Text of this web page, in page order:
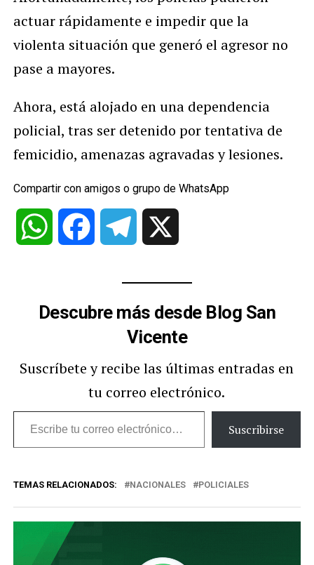
actuar rápidamente e impedir que la
violenta situación que generó el agresor no
pase a mayores.
Ahora, está alojado en una dependencia
policial, tras ser detenido por tentativa de
femicidio, amenazas agravadas y lesiones.
Compartir con amigos o grupo de WhatsApp
WhatsApp Facebook Telegram
Descubre más desde Blog San
Vicente
Suscríbete y recibe las últimas entradas en
tu correo electrónico.
Escribe
tu
electrónico…
Suscribirse
TEMAS RELACIONADOS: NACIONALES POLICIALES